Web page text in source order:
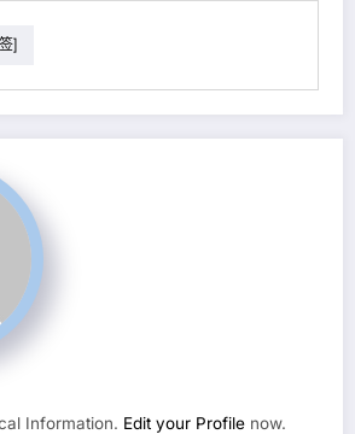
]
Information. Edit your Profile now.